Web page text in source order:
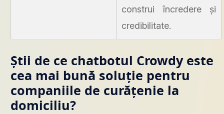
construi încredere și
credibilitate.
Știi de ce chatbotul Crowdy este
cea mai bună soluție pentru
companiile de curățenie la
domiciliu?